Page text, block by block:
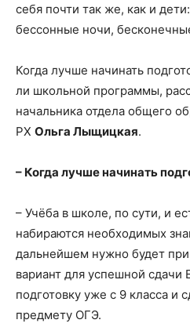
себя почти так же, как и
бессонные ночи,
Когда лучше начинать
ли школьной программы,
начальника отдела общего
РХ Ольга Лыщицкая.
– Когда лучше начинать
– Учёба в школе, по сути, и
набираются необходимых
дальнейшем нужно будет
вариант для успешной сдачи
подготовку уже с 9 класса и
предмету ОГЭ.